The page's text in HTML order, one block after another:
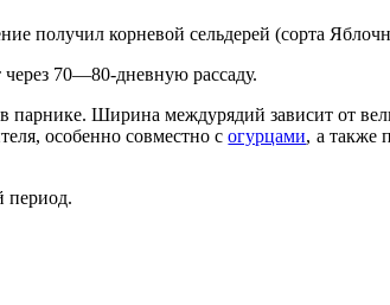
получил корневой сельдерей (сорта
70—80-дневную рассаду.
Ширина междурядий зависит от
особенно совместно согурцами, а также
период.